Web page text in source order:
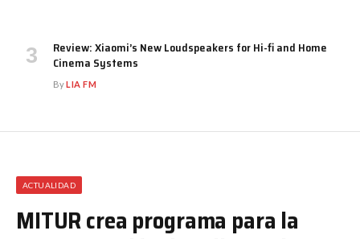
Review: Xiaomi’s New Loudspeakers for Hi-fi and Home
Cinema Systems
ByLIA FM
ACTUALIDAD
MITUR crea programa para la